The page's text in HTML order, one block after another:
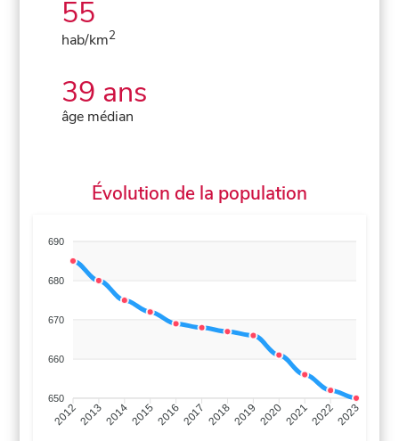
55
hab/km2
39 ans
âge médian
Évolution de la population
690
680
670
660
650
201220132014201520162017 20182019 2020202120222023